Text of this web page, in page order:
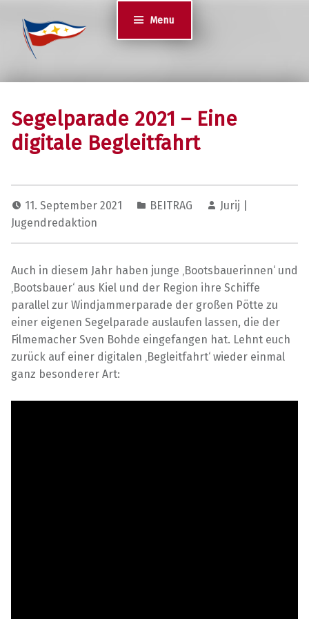
Menu
Segelparade 2021 – Eine
digitale Begleitfahrt
11. September 2021 BEITRAG
Jurij |
Jugendredaktion
Auch in diesem Jahr haben junge ‚Bootsbauerinnen‘ und
‚Bootsbauer‘ aus Kiel und der Region ihre Schiffe
parallel zur Windjammerparade der großen Pötte zu
einer eigenen Segelparade auslaufen lassen, die der
Filmemacher Sven Bohde eingefangen hat. Lehnt euch
zurück auf einer digitalen ‚Begleitfahrt‘ wieder einmal
ganz besonderer Art: